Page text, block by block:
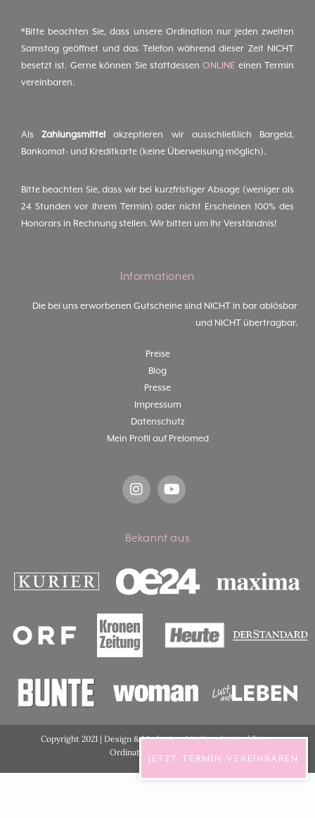
*Bitte beachten Sie, dass unsere Ordination nur jeden zweiten
Samstag geöffnet und das Telefon während dieser Zeit NICHT
besetzt ist. Gerne können Sie stattdessenONLINE einen Termin
vereinbaren.
AlsZahlungsmittel akzeptieren wir ausschließlich Bargeld,
Bankomat- und Kreditkarte (keine Überweisung möglich).
Bitte beachten Sie, dass wir bei kurzfristiger Absage (weniger als
24 Stunden vor Ihrem Termin) oder nicht Erscheinen 100% des
Honorars in Rechnung stellen. Wir bitten um Ihr Verständnis!
Informationen
Die bei uns erworbenen Gutscheine sind NICHT in bar ablösbar
und NICHT übertragbar.
Preise
Blog
Presse
Impressum
Datenschutz
Mein Profil auf Prelomed
Bekannt aus
Copyright 2021 | Design & Marketing:Medimarketing| Fotos
Ordination:
JETZT TERMIN VEREINBAREN